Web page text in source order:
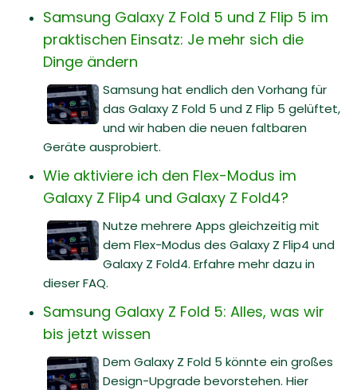
Samsung Galaxy Z Fold 5 und Z Flip 5 im
praktischen Einsatz: Je mehr sich die
Dinge ändern
Samsung hat endlich den Vorhang für
das Galaxy Z Fold 5 und Z Flip 5 gelüftet,
und wir haben die neuen faltbaren
Geräte ausprobiert.
Wie aktiviere ich den Flex-Modus im
Galaxy Z Flip4 und Galaxy Z Fold4?
Nutze mehrere Apps gleichzeitig mit
dem Flex-Modus des Galaxy Z Flip4 und
Galaxy Z Fold4. Erfahre mehr dazu in
dieser FAQ.
Samsung Galaxy Z Fold 5: Alles, was wir
bis jetzt wissen
Dem Galaxy Z Fold 5 könnte ein großes
Design-Upgrade bevorstehen. Hier